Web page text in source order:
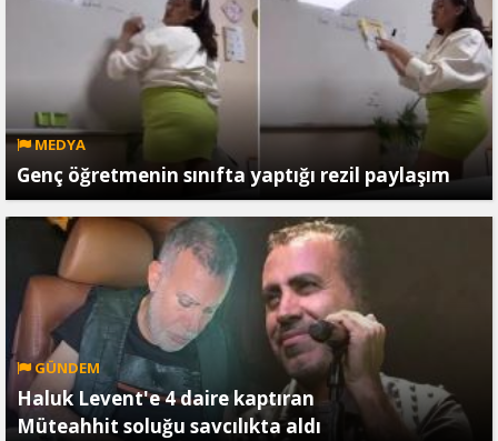
MEDYA
Genç öğretmenin sınıfta yaptığı rezil paylaşım
GÜNDEM
Haluk Levent'e 4 daire kaptıran
Müteahhit soluğu savcılıkta aldı